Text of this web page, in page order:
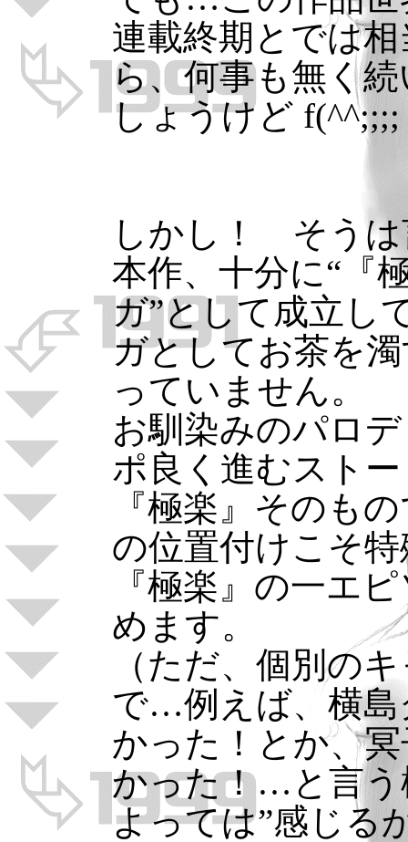
連載終期とでは
ら、何事も無く
しょうけど f(^^;;;;
しかし！ そうは
本作、十分に“『
ガ”として成立し
ガとしてお茶を
っていません。
お馴染みのパロ
ポ良く進むスト
『極楽』そのも
の位置付けこそ
『極楽』の一エ
めます。
（ただ、個別の
で…例えば、横島
かった！とか、
かった！…と言う
よっては”感じる